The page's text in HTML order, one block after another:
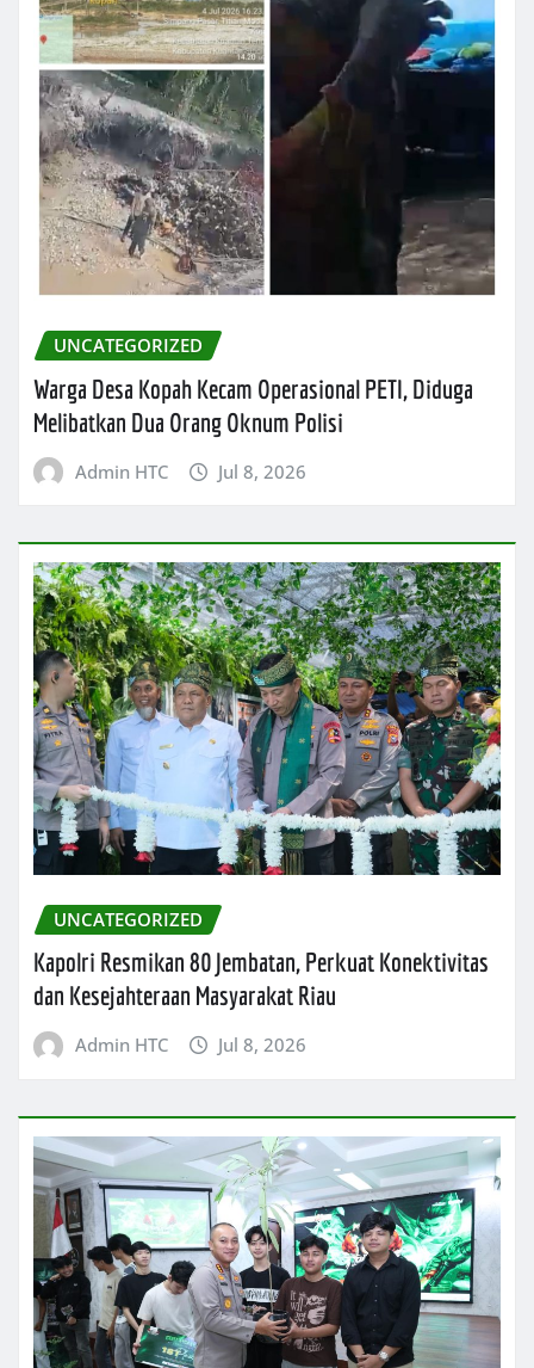
UNCATEGORIZED
Warga Desa Kopah Kecam Operasional PETI, Diduga
Melibatkan Dua Orang Oknum Polisi
Admin HTC Jul 8, 2026
UNCATEGORIZED
Kapolri Resmikan 80 Jembatan, Perkuat Konektivitas
dan Kesejahteraan Masyarakat Riau
Admin HTC Jul 8, 2026